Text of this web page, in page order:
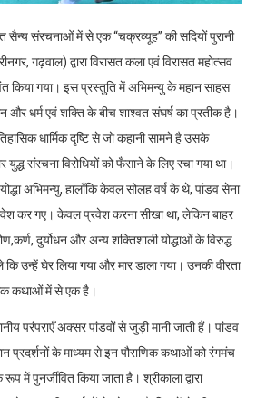
सैन्य संरचनाओं में से एक “चक्रव्यूह” की सदियों पुरानी
गढ़वाल) द्वारा विरासत कला एवं विरासत महोत्सव
किया गया। इस प्रस्तुति में अभिमन्यु के महान साहस
और धर्म एवं शक्ति के बीच शाश्वत संघर्ष का प्रतीक है।
धार्मिक दृष्टि से जो कहानी सामने है उसके
संरचना विरोधियों को फँसाने के लिए रचा गया था।
अभिमन्यु, हालाँकि केवल सोलह वर्ष के थे, पांडव सेना
कर गए। केवल प्रवेश करना सीखा था, लेकिन बाहर
दुर्योधन और अन्य शक्तिशाली योद्धाओं के विरुद्ध
कि उन्हें घेर लिया गया और मार डाला गया। उनकी वीरता
कथाओं में से एक है।
परंपराएँ अक्सर पांडवों से जुड़ी मानी जाती हैं। पांडव
प्रदर्शनों के माध्यम से इन पौराणिक कथाओं को रंगमंच
में पुनर्जीवित किया जाता है। श्रीकाला द्वारा